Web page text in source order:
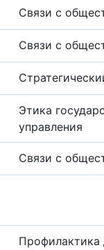
Связи с
Связи с
Этика
управления
Связи с
Профилактика